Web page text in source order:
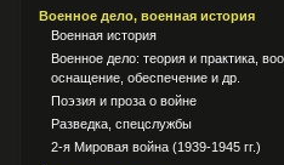
Военное дело, военная история
Военная история
Военное дело: теория и практика,
оснащение, обеспечение и др.
Поэзия и проза о войне
Разведка, спецслужбы
2-я Мировая война (1939-1945 гг.)